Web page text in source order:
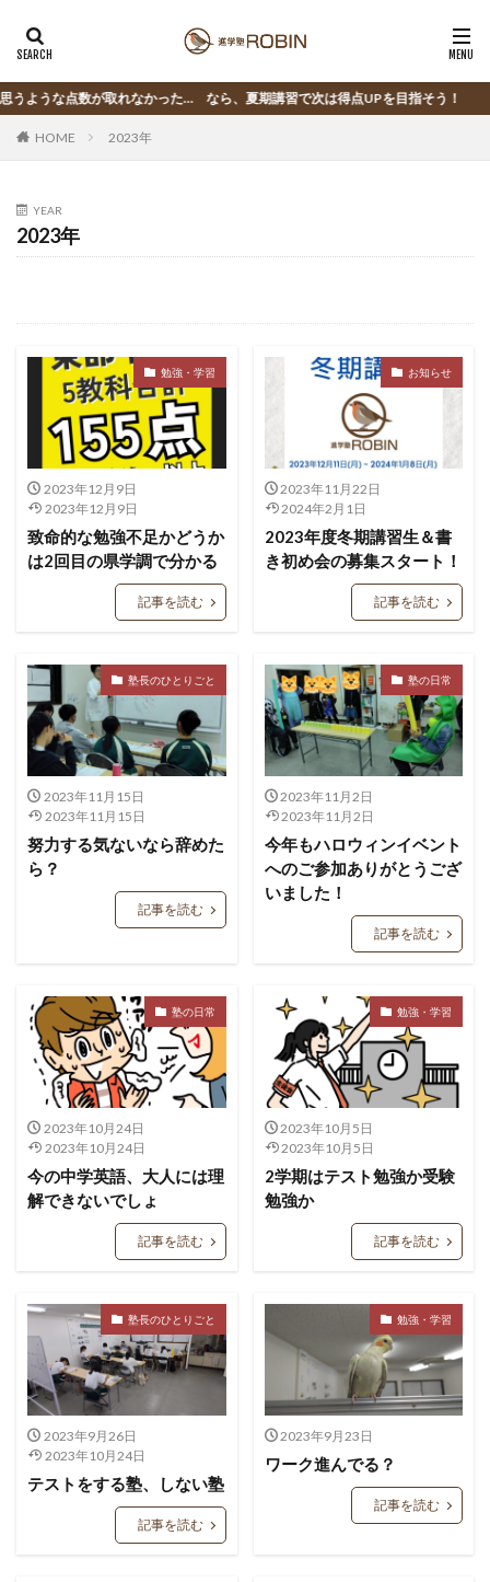
うな点数が取れなかった… なら、夏期講習で次は得点UPを目指そう！
HOME 2023年
YEAR
2023年
勉強・学習
2023年12月9日
2023年12月9日
致命的な勉強不足かどうか
は2回目の県学調で分かる
記事を読む
お知らせ
2023年11月22日
2024年2月1日
2023年度冬期講習生＆書
き初め会の募集スタート！
記事を読む
塾長のひとりごと
2023年11月15日
2023年11月15日
努力する気ないなら辞めた
ら？
記事を読む
塾の日常
2023年11月2日
2023年11月2日
今年もハロウィンイベント
へのご参加ありがとうござ
いました！
記事を読む
塾の日常
2023年10月24日
2023年10月24日
今の中学英語、大人には理
解できないでしょ
記事を読む
勉強・学習
2023年10月5日
2023年10月5日
2学期はテスト勉強か受験
勉強か
記事を読む
塾長のひとりごと
2023年9月26日
2023年10月24日
テストをする塾、しない塾
記事を読む
勉強・学習
2023年9月23日
ワーク進んでる？
記事を読む